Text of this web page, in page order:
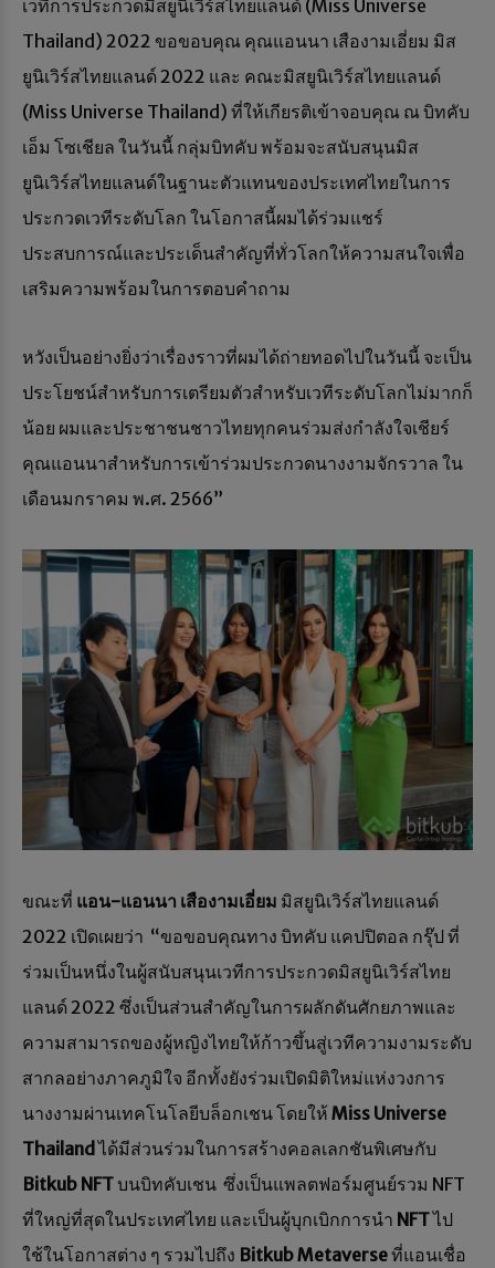
เวทีการประกวดมิสยูนิเวิร์สไทยแลนด์ (Miss Universe
Thailand) 2022 ขอขอบคุณ คุณแอนนา เสืองามเอี่ยม มิส
ยูนิเวิร์สไทยแลนด์ 2022 และ คณะมิสยูนิเวิร์สไทยแลนด์
(Miss Universe Thailand) ที่ให้เกียรติเข้าจอบคุณ ณ บิทคับ
เอ็ม โซเชียล ในวันนี้ กลุ่มบิทคับ พร้อมจะสนับสนุนมิส
ยูนิเวิร์สไทยแลนด์ในฐานะตัวแทนของประเทศไทยในการ
ประกวดเวทีระดับโลก ในโอกาสนี้ผมได้ร่วมแชร์
ประสบการณ์และประเด็นสำคัญที่ทั่วโลกให้ความสนใจเพื่อ
เสริมความพร้อมในการตอบคำถาม
หวังเป็นอย่างยิ่งว่าเรื่องราวที่ผมได้ถ่ายทอดไปในวันนี้ จะเป็น
ประโยชน์สำหรับการเตรียมตัวสำหรับเวทีระดับโลกไม่มากก็
น้อย ผมและประชาชนชาวไทยทุกคนร่วมส่งกำลังใจเชียร์
คุณแอนนาสำหรับการเข้าร่วมประกวดนางงามจักรวาล ใน
เดือนมกราคม พ.ศ. 2566”
ขณะที่ แอน-แอนนา เสืองามเอี่ยม มิสยูนิเวิร์สไทยแลนด์
2022 เปิดเผยว่า “ขอขอบคุณทาง บิทคับ แคปปิตอล กรุ๊ป ที่
ร่วมเป็นหนึ่งในผู้สนับสนุนเวทีการประกวดมิสยูนิเวิร์สไทย
แลนด์ 2022 ซึ่งเป็นส่วนสำคัญในการผลักดันศักยภาพและ
ความสามารถของผู้หญิงไทยให้ก้าวขึ้นสู่เวทีความงามระดับ
สากลอย่างภาคภูมิใจ อีกทั้งยังร่วมเปิดมิติใหม่แห่งวงการ
นางงามผ่านเทคโนโลยีบล็อกเชน โดยให้ Miss Universe
Thailand ได้มีส่วนร่วมในการสร้างคอลเลกชันพิเศษกับ
Bitkub NFTบนบิทคับเชน ซึ่งเป็นแพลตฟอร์มศูนย์รวม NFT
ที่ใหญ่ที่สุดในประเทศไทย และเป็นผู้บุกเบิกการนำ NFTไป
ใช้ในโอกาสต่าง ๆ รวมไปถึง Bitkub Metaverseที่แอนเชื่อ